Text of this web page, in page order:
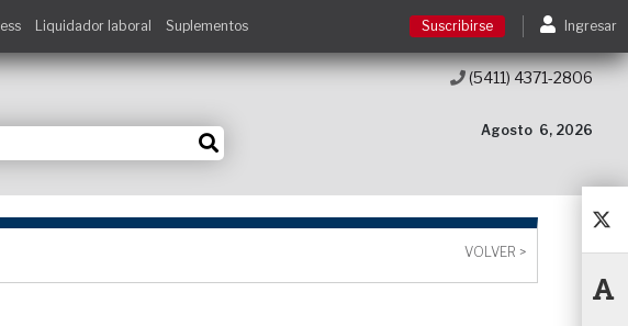
Suscribirse
Acceso a cursos
Liquidador laboral Suplementos Suscribirse Ingresar
Agosto 6, 2026
(5411) 4371-2806
VOLVER >